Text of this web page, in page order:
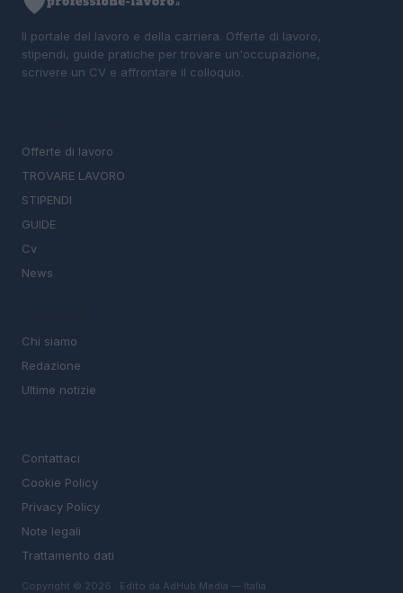
Il portale del lavoro e della carriera. Offerte di lavoro,
stipendi, guide pratiche per trovare un'occupazione,
scrivere un CV e affrontare il colloquio.
Offerte di lavoro
TROVARE LAVORO
STIPENDI
GUIDE
Cv
News
Chi siamo
Redazione
Ultime notizie
Contattaci
Cookie Policy
Privacy Policy
Note legali
Trattamento dati
Copyright © 2026 · Edito da AdHub Media — Italia